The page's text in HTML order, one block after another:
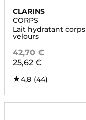
CLARINS
CORPS
Lait hydratant corps
velours
42,70 €
25,62 €
4,8 (44)